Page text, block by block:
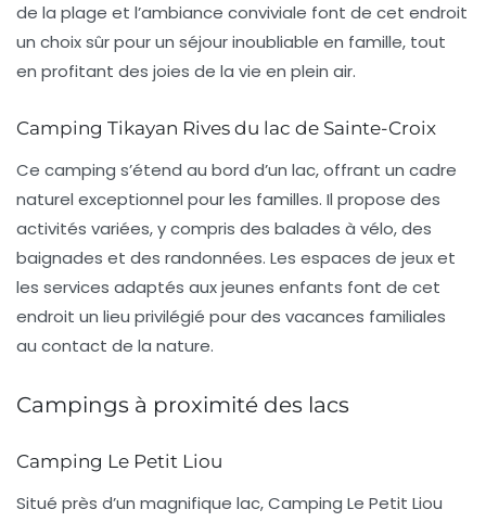
de la plage et l’ambiance conviviale font de cet endroit
un choix sûr pour un séjour inoubliable en famille, tout
en profitant des joies de la vie en plein air.
Camping Tikayan Rives du lac de Sainte-Croix
Ce camping s’étend au bord d’un lac, offrant un cadre
naturel exceptionnel pour les familles. Il propose des
activités variées, y compris des balades à vélo, des
baignades et des randonnées. Les espaces de jeux et
les services adaptés aux jeunes enfants font de cet
endroit un lieu privilégié pour des vacances familiales
au contact de la nature.
Campings à proximité des lacs
Camping Le Petit Liou
Situé près d’un magnifique lac, Camping Le Petit Liou